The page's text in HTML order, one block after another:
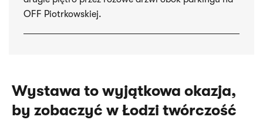
OFF Piotrkowskiej.
Wystawa to wyjątkowa okazja,
by zobaczyć w Łodzi twórczość